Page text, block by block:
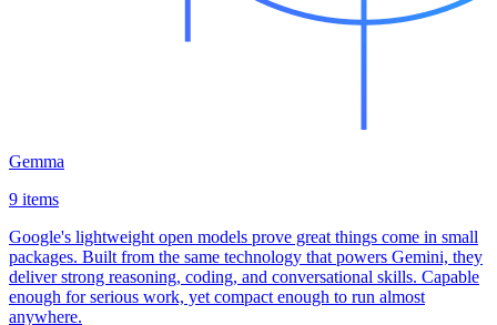
Gemma
9 items
Google's lightweight open models prove great things come in small
packages. Built from the same technology that powers Gemini, they
deliver strong reasoning, coding, and conversational skills. Capable
enough for serious work, yet compact enough to run almost
anywhere.